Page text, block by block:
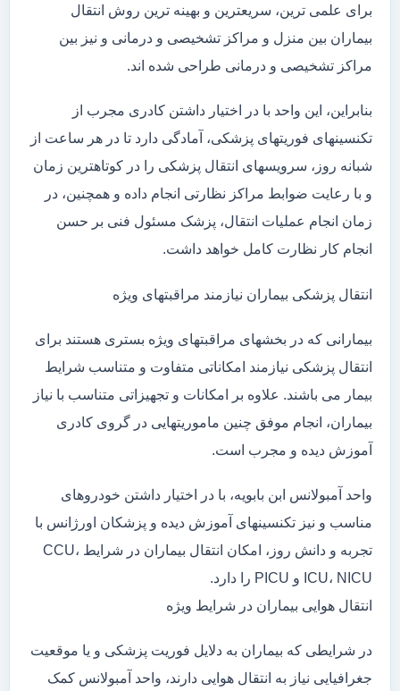
برای علمی ترین، سریعترین و بهینه ترین روش انتقال
بیماران بین منزل و مراکز تشخیصی و درمانی و نیز بین
مراکز تشخیصی و درمانی طراحی شده اند.
بنابراین، این واحد با در اختیار داشتن کادری مجرب از
تکنسینهای فوریتهای پزشکی، آمادگی دارد تا در هر ساعت از
شبانه روز، سرویسهای انتقال پزشکی را در کوتاهترین زمان
و با رعایت ضوابط مراکز نظارتی انجام داده و همچنین، در
زمان انجام عملیات انتقال، پزشک مسئول فنی بر حسن
انجام کار نظارت کامل خواهد داشت.
انتقال پزشکی بیماران نیازمند مراقبتهای ویژه
بیمارانی که در بخشهای مراقبتهای ویژه بستری هستند برای
انتقال پزشکی نیازمند امکاناتی متفاوت و متناسب شرایط
بیمار می باشند. علاوه بر امکانات و تجهیزاتی متناسب با نیاز
بیماران، انجام موفق چنین ماموریتهایی در گروی کادری
آموزش دیده و مجرب است.
واحد آمبولانس ابن بابویه، با در اختیار داشتن خودروهای
مناسب و نیز تکنسینهای آموزش دیده و پزشکان اورژانس با
تجربه و دانش روز، امکان انتقال بیماران در شرایط CCU،
ICU، NICU و PICU را دارد.
انتقال هوایی بیماران در شرایط ویژه
در شرایطی که بیماران به دلایل فوریت پزشکی و یا موقعیت
جغرافیایی نیاز به انتقال هوایی دارند، واحد آمبولانس کمک